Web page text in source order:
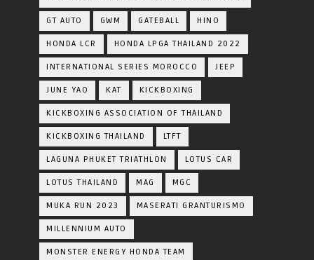
GT AUTO GWM GATEBALL HINO
HONDA LCR HONDA LPGA THAILAND 2022
INTERNATIONAL SERIES MOROCCO JEEP
JUNE YAO KAT KICKBOXING
KICKBOXING ASSOCIATION OF THAILAND
KICKBOXING THAILAND LTFT
LAGUNA PHUKET TRIATHLON LOTUS CAR
LOTUS THAILAND MAG MGC
MUKA RUN 2023 MASERATI GRANTURISMO
MILLENNIUM AUTO
MONSTER ENERGY HONDA TEAM